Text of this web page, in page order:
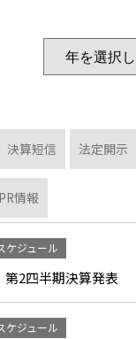
決算短信 法定開示
PR情報
ケジュール
2四半期決算発表
ケジュール